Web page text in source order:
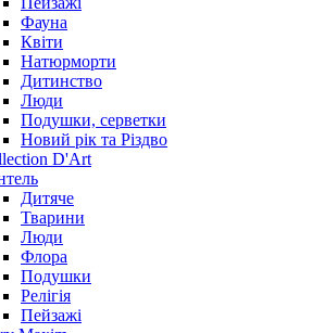
Фауна
Квіти
Натюрморти
Дитинство
Люди
Подушки, серветки
Новий рік та Різдво
D'Art
Дитяче
Тварини
Люди
Флора
Подушки
Релігія
Пейзажі